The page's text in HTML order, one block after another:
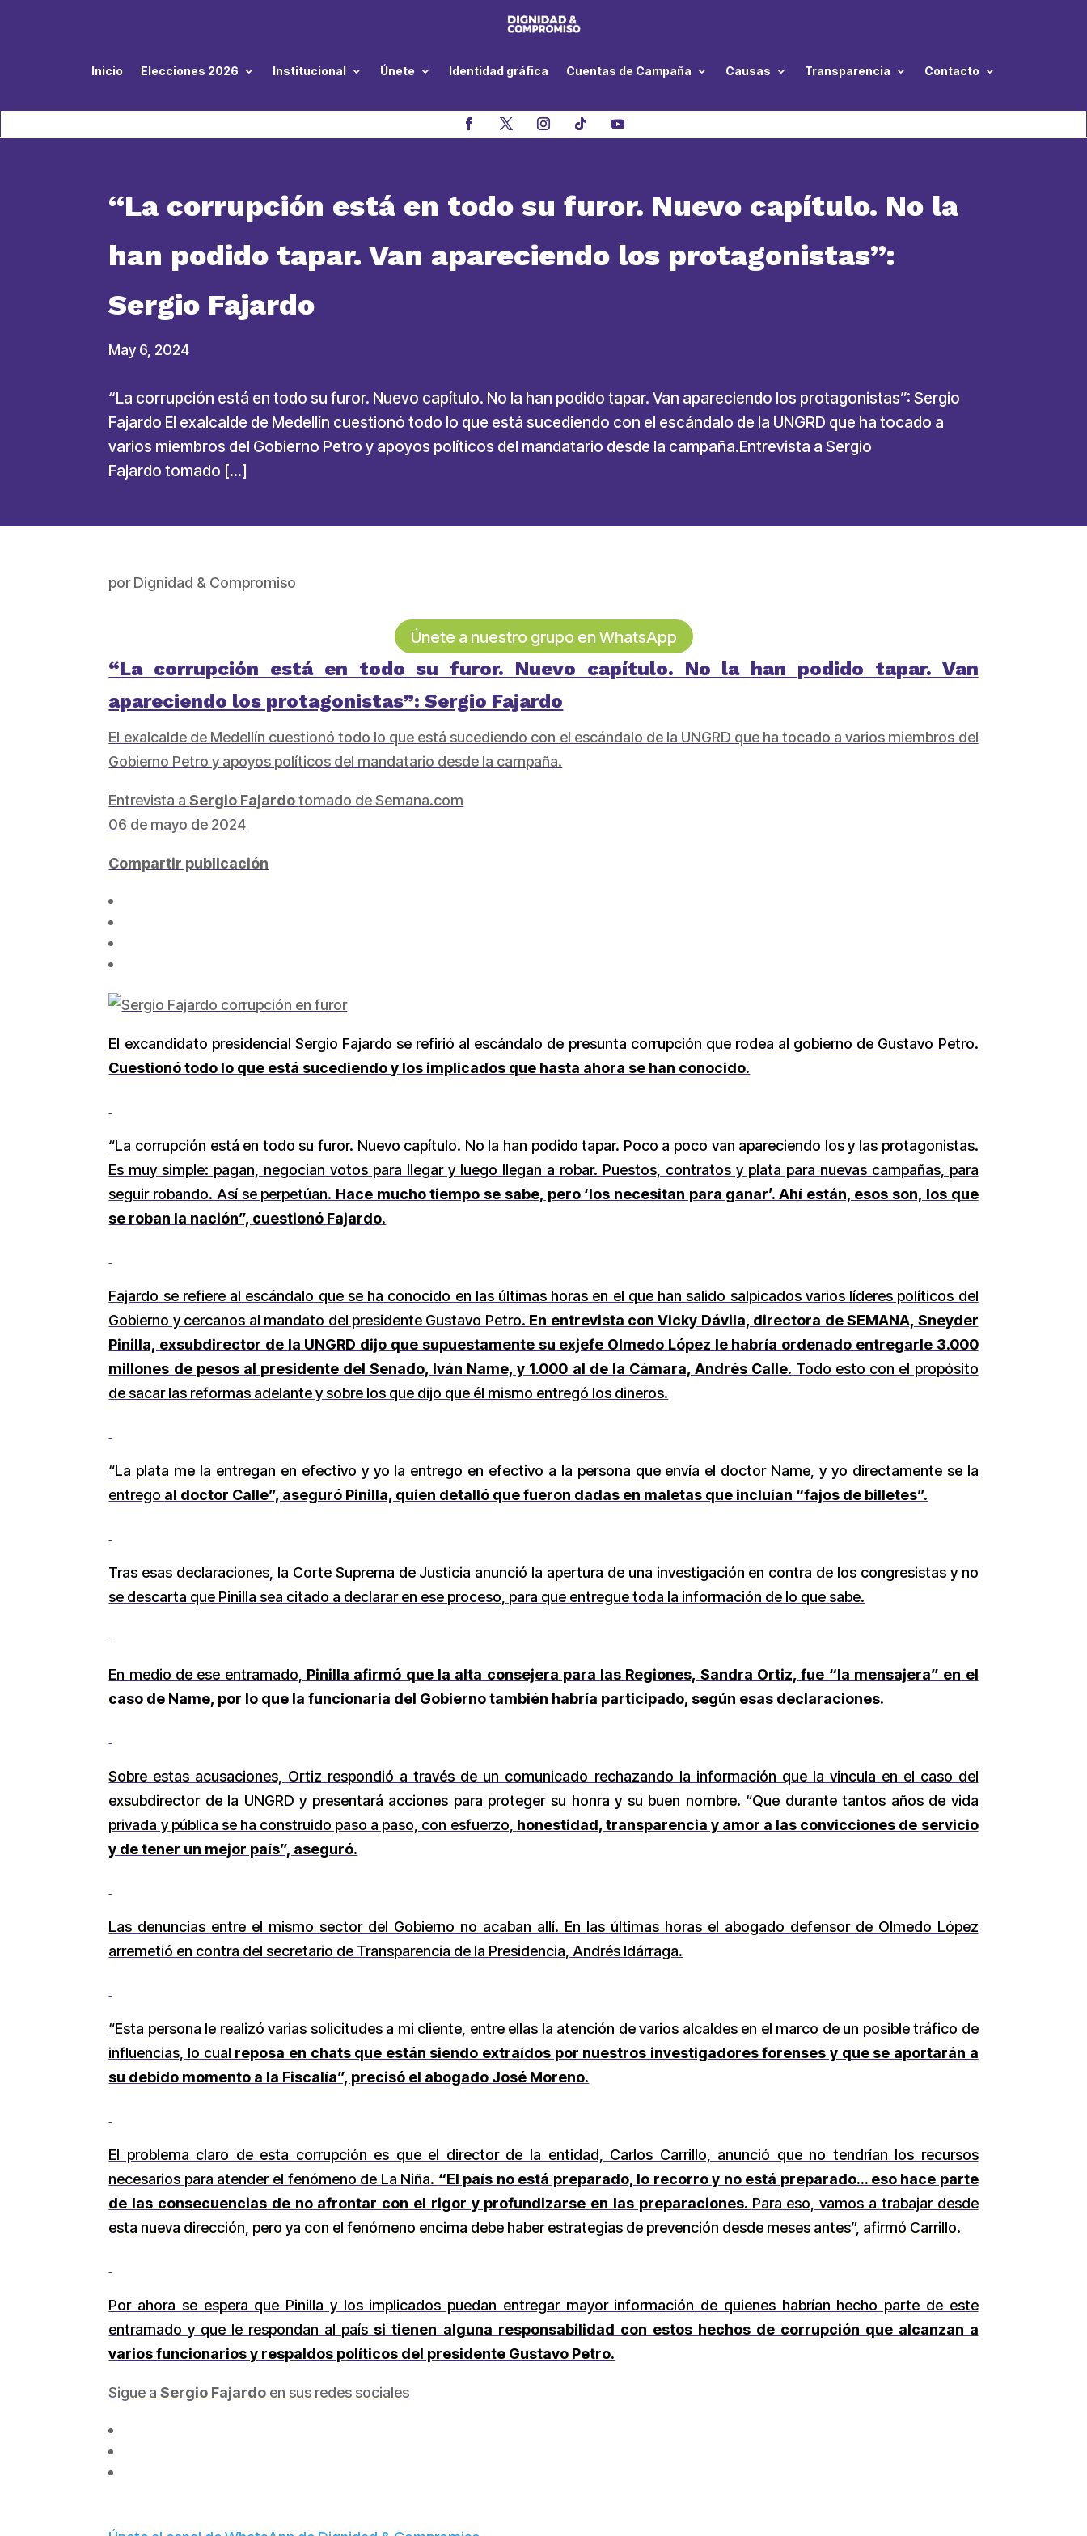
Inicio Elecciones 2026 Institucional Únete Identidad gráfica Cuentas de Campaña Causas Transparencia Contacto
“La corrupción está en todo su furor. Nuevo capítulo. No la
han podido tapar. Van apareciendo los protagonistas”:
Sergio Fajardo
May 6, 2024
“La corrupción está en todo su furor. Nuevo capítulo. No la han podido tapar. Van apareciendo los protagonistas”: Sergio
Fajardo El exalcalde de Medellín cuestionó todo lo que está sucediendo con el escándalo de la UNGRD que ha tocado a
varios miembros del Gobierno Petro y apoyos políticos del mandatario desde la campaña.Entrevista a Sergio
Fajardo tomado […]
porDignidad & Compromiso
Únete a nuestro grupo en WhatsApp
“La corrupción está en todo su furor. Nuevo capítulo. No la han podido tapar. Van
apareciendo los protagonistas”: Sergio Fajardo
El exalcalde de Medellín cuestionó todo lo que está sucediendo con el escándalo de la UNGRD que ha tocado a varios miembros del
Gobierno Petro y apoyos políticos del mandatario desde la campaña.
Entrevista aSergio Fajardotomado de Semana.com
06 de mayo de 2024
Compartir publicación
El excandidato presidencial Sergio Fajardo se refirió al escándalo de presunta corrupción que rodea al gobierno de Gustavo Petro.
Cuestionó todo lo que está sucediendo y los implicados que hasta ahora se han conocido.
“La corrupción está en todo su furor. Nuevo capítulo. No la han podido tapar. Poco a poco van apareciendo los y las protagonistas.
Es muy simple: pagan, negocian votos para llegar y luego llegan a robar. Puestos, contratos y plata para nuevas campañas, para
seguir robando. Así se perpetúan. Hace mucho tiempo se sabe, pero ‘los necesitan para ganar’. Ahí están, esos son, los que
se roban la nación”, cuestionó Fajardo.
Fajardo se refiere al escándalo que se ha conocido en las últimas horas en el que han salido salpicados varios líderes políticos del
Gobierno y cercanos al mandato del presidente Gustavo Petro. En entrevista con Vicky Dávila, directora de SEMANA, Sneyder
Pinilla, exsubdirector de la UNGRD dijo que supuestamente su exjefe Olmedo López le habría ordenado entregarle 3.000
millones de pesos al presidente del Senado, Iván Name, y 1.000 al de la Cámara, Andrés Calle. Todo esto con el propósito
de sacar las reformas adelante y sobre los que dijo que él mismo entregó los dineros.
“La plata me la entregan en efectivo y yo la entrego en efectivo a la persona que envía el doctor Name, y yo directamente se la
entrego al doctor Calle”, aseguró Pinilla, quien detalló que fueron dadas en maletas que incluían “fajos de billetes”.
Tras esas declaraciones, la Corte Suprema de Justicia anunció la apertura de una investigación en contra de los congresistas y no
se descarta que Pinilla sea citado a declarar en ese proceso, para que entregue toda la información de lo que sabe.
En medio de ese entramado, Pinilla afirmó que la alta consejera para las Regiones, Sandra Ortiz, fue “la mensajera” en el
caso de Name, por lo que la funcionaria del Gobierno también habría participado, según esas declaraciones.
Sobre estas acusaciones, Ortiz respondió a través de un comunicado rechazando la información que la vincula en el caso del
exsubdirector de la UNGRD y presentará acciones para proteger su honra y su buen nombre. “Que durante tantos años de vida
privada y pública se ha construido paso a paso, con esfuerzo, honestidad, transparencia y amor a las convicciones de servicio
y de tener un mejor país”, aseguró.
Las denuncias entre el mismo sector del Gobierno no acaban allí. En las últimas horas el abogado defensor de Olmedo López
arremetió en contra del secretario de Transparencia de la Presidencia, Andrés Idárraga.
“Esta persona le realizó varias solicitudes a mi cliente, entre ellas la atención de varios alcaldes en el marco de un posible tráfico de
influencias, lo cual reposa en chats que están siendo extraídos por nuestros investigadores forenses y que se aportarán a
su debido momento a la Fiscalía”, precisó el abogado José Moreno.
El problema claro de esta corrupción es que el director de la entidad, Carlos Carrillo, anunció que no tendrían los recursos
necesarios para atender el fenómeno de La Niña. “El país no está preparado, lo recorro y no está preparado… eso hace parte
de las consecuencias de no afrontar con el rigor y profundizarse en las preparaciones. Para eso, vamos a trabajar desde
esta nueva dirección, pero ya con el fenómeno encima debe haber estrategias de prevención desde meses antes”, afirmó Carrillo.
Por ahora se espera que Pinilla y los implicados puedan entregar mayor información de quienes habrían hecho parte de este
entramado y que le respondan al país si tienen alguna responsabilidad con estos hechos de corrupción que alcanzan a
varios funcionarios y respaldos políticos del presidente Gustavo Petro.
Sigue aSergio Fajardo en sus redes sociales